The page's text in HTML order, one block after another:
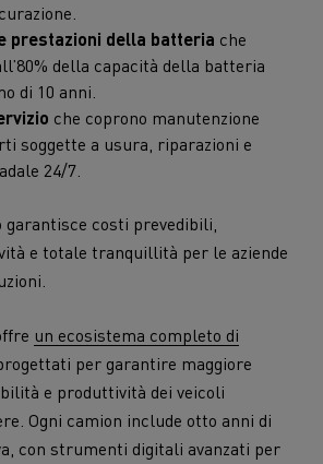
prestazioni della batteria che
della capacità della batteria
di 10 anni.
che coprono manutenzione
soggette a usura, riparazioni e
24/7.
garantisce costi prevedibili,
e totale tranquillità per le aziende
un ecosistema completo di
per garantire maggiore
e produttività dei veicoli
Ogni camion include otto anni di
con strumenti digitali avanzati per